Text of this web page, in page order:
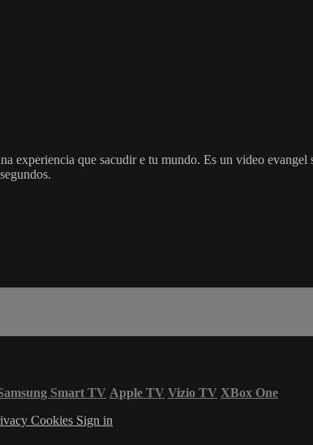
experiencia que sacudir e tu mundo. Es un video
Smart TV Apple TV Vizio TV XBox One
Cookies Sign in